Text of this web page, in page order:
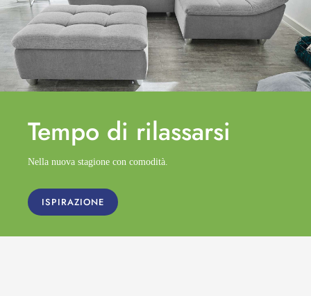
Tempo di rilassarsi
Nella nuova stagione con comodità.
ISPIRAZIONE